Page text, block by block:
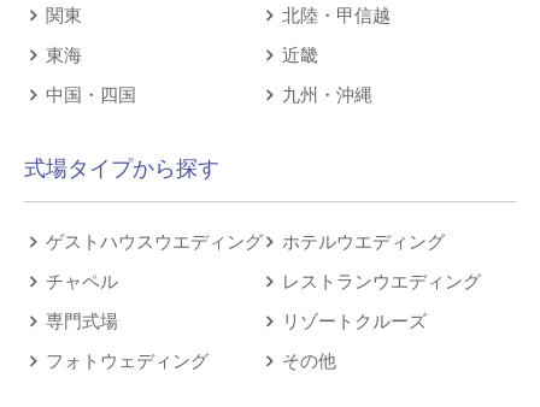
関東
北陸・甲信越
東海
近畿
中国・四国
九州・沖縄
式場タイプから探す
ゲストハウスウエディング
ホテルウエディング
チャペル
レストランウエディング
専門式場
リゾートクルーズ
フォトウェディング
その他